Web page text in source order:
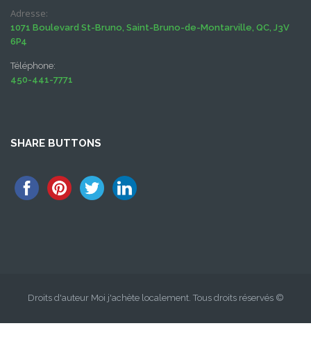
Adresse:
1071 Boulevard St-Bruno, Saint-Bruno-de-Montarville, QC, J3V
6P4
Téléphone:
450-441-7771
SHARE BUTTONS
Droits d'auteur Moi j'achète localement. Tous droits réservés ©